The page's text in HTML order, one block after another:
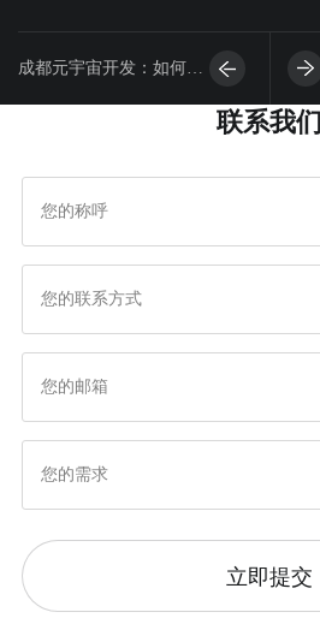
成都元宇宙开发：如何确
联系我们
立即提交